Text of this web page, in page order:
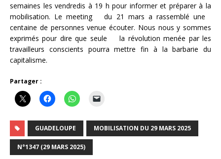
semaines les vendredis à 19 h pour informer et préparer à la
mobilisation. Le meeting du 21 mars a rassemblé une
centaine de personnes venue écouter. Nous nous y sommes
exprimés pour dire que seule la révolution menée par les
travailleurs conscients pourra mettre fin à la barbarie du
capitalisme.
Partager :
GUADELOUPE MOBILISATION DU 29 MARS 2025
N°1347 (29 MARS 2025)